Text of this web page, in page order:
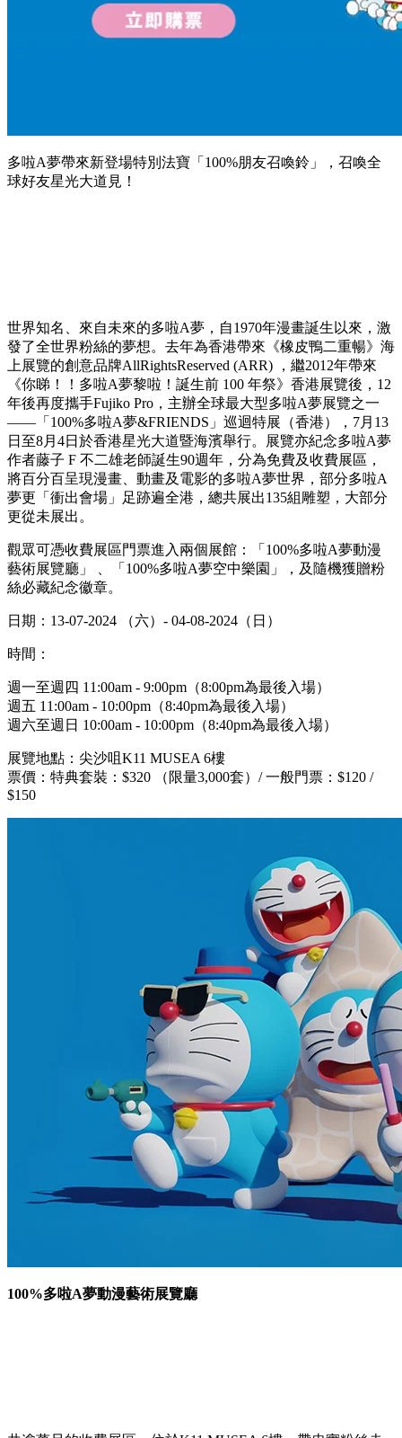
多啦A夢帶來新登場特別法寶「100%朋友召喚鈴」，召喚全
球好友星光大道見！
世界知名、來自未來的多啦A夢，自1970年漫畫誕生以來，激
發了全世界粉絲的夢想。去年為香港帶來《橡皮鴨二重暢》海
上展覽的創意品牌AllRightsReserved (ARR) ，繼2012年帶來
《你睇！！多啦A夢黎啦！誕生前 100 年祭》香港展覽後，12
年後再度攜手Fujiko Pro，主辦全球最大型多啦A夢展覽之一
——「100%多啦A夢&FRIENDS」巡迴特展（香港），7月13
日至8月4日於香港星光大道暨海濱舉行。展覽亦紀念多啦A夢
作者藤子 F 不二雄老師誕生90週年，分為免費及收費展區，
將百分百呈現漫畫、動畫及電影的多啦A夢世界，部分多啦A
夢更「衝出會場」足跡遍全港，總共展出135組雕塑，大部分
更從未展出。
觀眾可憑收費展區門票進入兩個展館：「100%多啦A夢動漫
藝術展覽廳」 、「100%多啦A夢空中樂園」，及隨機獲贈粉
絲必藏紀念徽章。
日期：13-07-2024 （六）- 04-08-2024（日）
時間：
週一至週四 11:00am - 9:00pm（8:00pm為最後入場）
週五 11:00am - 10:00pm（8:40pm為最後入場）
週六至週日 10:00am - 10:00pm（8:40pm為最後入場）
展覽地點：尖沙咀K11 MUSEA 6樓
票價：特典套裝：$320 （限量3,000套）/ 一般門票：$120 /
$150
100%多啦A夢動漫藝術展覽廳